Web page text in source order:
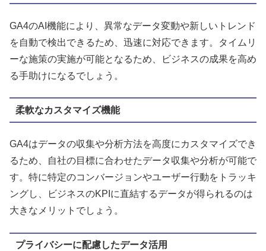
GA4のAI機能により、異常なデータ変動や新しいトレンド
を自動で検出できるため、迅速に対応できます。タイムリ
ーな施策の実施が可能となるため、ビジネスの成果を高め
る手助けになるでしょう。
柔軟なカスタマイズ機能
GA4はデータの収集や分析方法を高度にカスタマイズでき
るため、自社の目標に合わせたデータ収集や分析が可能で
す。特に特定のコンバージョンやユーザー行動をトラッキ
ングし、ビジネスのKPIに直結するデータが得られるのは
大きなメリットでしょう。
プライバシーに配慮したデータ活用